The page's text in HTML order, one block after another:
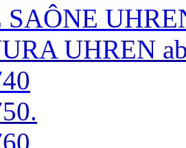
UHREN